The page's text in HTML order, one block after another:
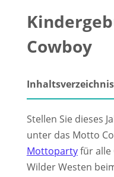
Cowboy
Inhaltsverzeichnis
Stellen Sie dieses
unter das Motto
Mottopartyfür alle
Wilder Westen